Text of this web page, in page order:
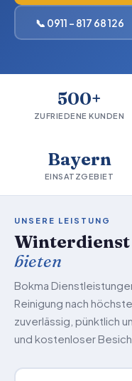
📞 0911 – 817 68 126
500+
ZUFRIEDENE KUNDEN
Bayern
EINSATZGEBIET
UNSERE LEISTUNG
bieten
Bokma
Reinigung nach
zuverlässig, pünktlich
und kostenloser